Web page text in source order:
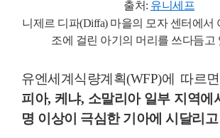
출처: 유니세프
니제르 디파(Diffa) 마을의 모자 센터에서
조에 걸린 아기의 머리를 쓰다듬고
유엔세계식량계획(WFP)에 따르
피아, 케냐, 소말리아 일부 지역에
명 이상이 극심한 기아에 시달리